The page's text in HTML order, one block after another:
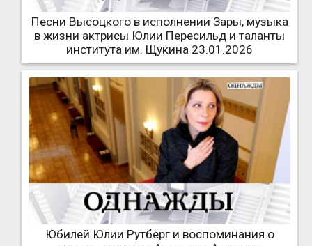
Песни Высоцкого в исполнении Зары, музыка
в жизни актрисы Юлии Пересильд и таланты
института им. Щукина 23.01.2026
Юбилей Юлии Рутберг и воспоминания о